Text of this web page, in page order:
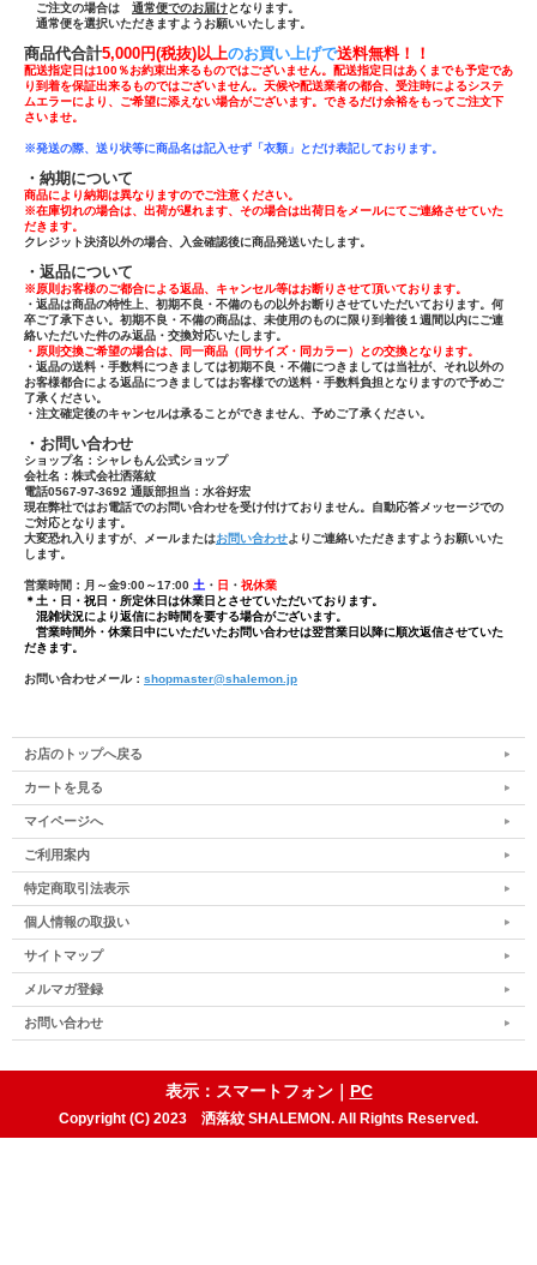
ご注文の場合は 通常便でのお届けとなります。
通常便を選択いただきますようお願いいたします。
商品代合計5,000円(税抜)以上のお買い上げで送料無料！！
配送指定日は100％お約束出来るものではございません。配送指定日はあくまでも予定であ
り到着を保証出来るものではございません。天候や配送業者の都合、受注時によるシステ
ムエラーにより、ご希望に添えない場合がございます。できるだけ余裕をもってご注文下
さいませ。
※発送の際、送り状等に商品名は記入せず「衣類」とだけ表記しております。
・納期について
商品により納期は異なりますのでご注意ください。
※在庫切れの場合は、出荷が遅れます、その場合は出荷日をメールにてご連絡させていた
だきます。
クレジット決済以外の場合、入金確認後に商品発送いたします。
・返品について
※原則お客様のご都合による返品、キャンセル等はお断りさせて頂いております。
・返品は商品の特性上、初期不良・不備のもの以外お断りさせていただいております。何
卒ご了承下さい。初期不良・不備の商品は、未使用のものに限り到着後１週間以内にご連
絡いただいた件のみ返品・交換対応いたします。
・原則交換ご希望の場合は、同一商品（同サイズ・同カラー）との交換となります。
・返品の送料・手数料につきましては初期不良・不備につきましては当社が、それ以外の
お客様都合による返品につきましてはお客様での送料・手数料負担となりますので予めご
了承ください。
・注文確定後のキャンセルは承ることができません、予めご了承ください。
・お問い合わせ
ショップ名：シャレもん公式ショップ
会社名：株式会社洒落紋
電話0567-97-3692 通販部担当：水谷好宏
現在弊社ではお電話でのお問い合わせを受け付けておりません。自動応答メッセージでの
ご対応となります。
大変恐れ入りますが、メールまたはお問い合わせよりご連絡いただきますようお願いいた
します。
営業時間：月～金9:00～17:00 土 ・ 日 ・ 祝休業
＊土・日・祝日・所定休日は休業日とさせていただいております。
混雑状況により返信にお時間を要する場合がございます。
営業時間外・休業日中にいただいたお問い合わせは翌営業日以降に順次返信させていた
だきます。
お問い合わせメール： shopmaster@shalemon.jp
お店のトップへ戻る
カートを見る
マイページへ
ご利用案内
特定商取引法表示
個人情報の取扱い
サイトマップ
メルマガ登録
お問い合わせ
表示：スマートフォン｜ PC
Copyright (C) 2023 洒落紋 SHALEMON. All Rights Reserved.